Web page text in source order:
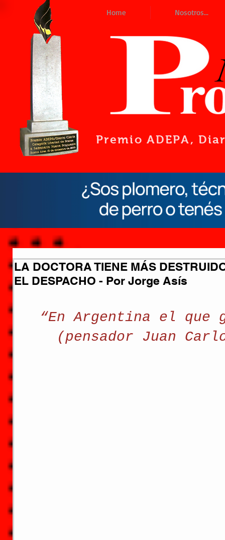
Home Nosotros...
Premio ADEPA,
LA DOCTORA TIENE MÁS
EL DESPACHO - Por Jorge Asís
“En Argentina el que
(pensador Juan